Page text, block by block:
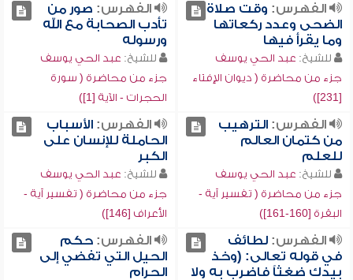
الفهرس: وقت صلاة
الضحى وعدد ركعاتها
وما يقرأ فيها
للشيخ: عبد الحي يوسف
جزء من محاضرة ( ديوان الإفتاء
[231])
الفهرس: صور من
تأدب الصحابة مع الله
ورسوله
للشيخ: عبد الحي يوسف
جزء من محاضرة ( سورة
الحجرات - الآية [1])
الفهرس:الترهيب
من كتمان العالم
للعلم
للشيخ: عبد الحي يوسف
جزء من محاضرة ( تفسير آية -
البقرة [160-161])
الفهرس:الأسباب
الحاملة للإنسان على
الكبر
للشيخ: عبد الحي يوسف
جزء من محاضرة ( تفسير آية -
الأعراف [146])
الفهرس:لطائف
في قوله تعالى: (وخذ
بيدك ضغثاً فاضرب به ولا
الفهرس:حكم
الحيل التي تفضي إلى
الحرام